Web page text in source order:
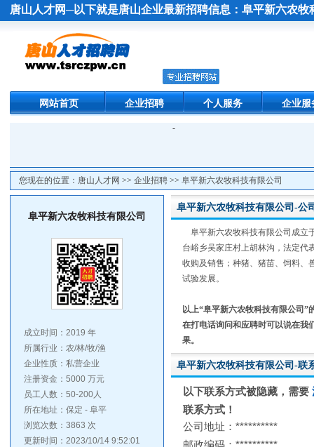
唐山人才网─以下就是唐山企业最新招聘信息： 阜平新六农牧
网站首页 企业招聘 个人服务 企业服
-
您现在的位置： 唐山人才网 >> 企业招聘>> 阜平新六农牧科技有限公司
阜平新六农牧科技有限公司
成立时间：2019 年
所属行业：农/林/牧/渔
企业性质：私营企业
注册资金：5000 万元
员工人数：50-200人
所在地址：保定 - 阜平
浏览次数：3863 次
更新时间：2023/10/14 9:52:01
阜平新六农牧科技有限公司-公
阜平新六农牧科技有限公司成立
台峪乡吴家庄村上胡林沟，法定代
收购及销售；种猪、猪苗、饲料、
试验发展。
以上“阜平新六农牧科技有限公司
在打电话询问和应聘时可以说在我
果。
阜平新六农牧科技有限公司-联